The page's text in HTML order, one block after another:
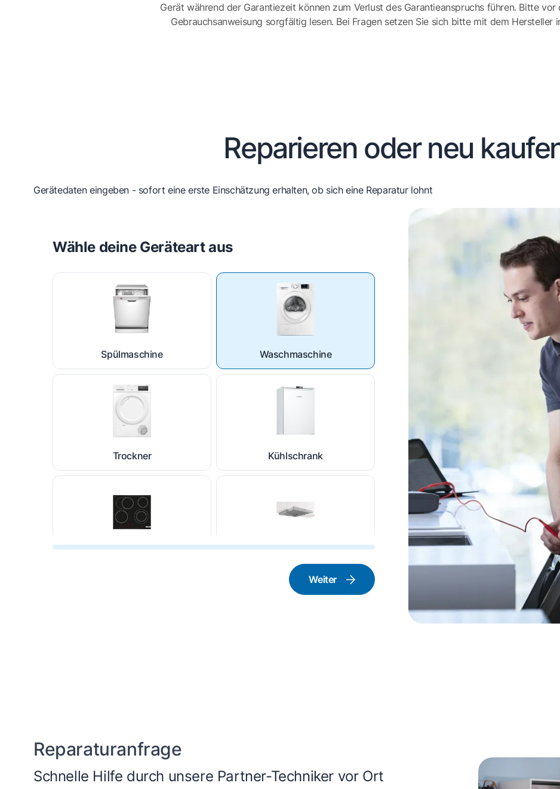
Gerät während der Garantiezeit können zum Verlust des Garantieanspruchs führen. Bitte
Gebrauchsanweisung sorgfältig lesen. Bei Fragen setzen Sie sich bitte mit dem Hersteller
Reparieren oder neu
Gerätedaten eingeben - sofort eine erste Einschätzung erhalten, ob sich eine Reparatur lohnt
Wähle deine Geräteart aus
Spülmaschine Waschmaschine
Trockner Kühlschrank
Weiter
Reparaturanfrage
Schnelle Hilfe durch unsere Partner-Techniker vor Ort